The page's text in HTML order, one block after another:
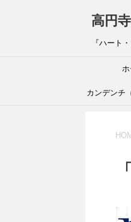
高円
『ハート
ホ
カンデンチ